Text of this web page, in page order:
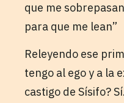
que me
para que me lean”
Releyendo ese
tengo al ego y a la
castigo de Sísifo?